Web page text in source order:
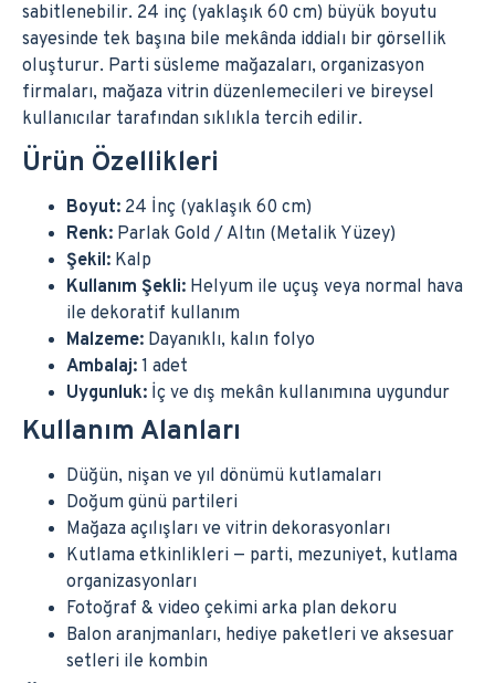
sabitlenebilir. 24 inç (yaklaşık 60 cm) büyük boyutu
sayesinde tek başına bile mekânda iddialı bir görsellik
oluşturur. Parti süsleme mağazaları, organizasyon
firmaları, mağaza vitrin düzenlemecileri ve bireysel
kullanıcılar tarafından sıklıkla tercih edilir.
Ürün Özellikleri
Boyut: 24 İnç (yaklaşık 60 cm)
Renk: Parlak Gold / Altın (Metalik Yüzey)
Şekil: Kalp
Kullanım Şekli: Helyum ile uçuş veya normal hava
ile dekoratif kullanım
Malzeme: Dayanıklı, kalın folyo
Ambalaj: 1 adet
Uygunluk: İç ve dış mekân kullanımına uygundur
Kullanım Alanları
Düğün, nişan ve yıl dönümü kutlamaları
Doğum günü partileri
Mağaza açılışları ve vitrin dekorasyonları
Kutlama etkinlikleri — parti, mezuniyet, kutlama
organizasyonları
Fotoğraf & video çekimi arka plan dekoru
Balon aranjmanları, hediye paketleri ve aksesuar
setleri ile kombin